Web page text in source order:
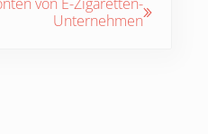
Unternehmen